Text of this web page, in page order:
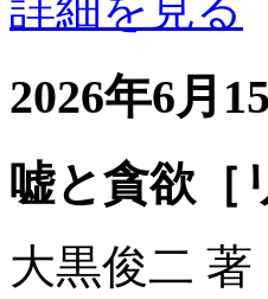
2026年6月
嘘と貪欲［
大黒俊二 著